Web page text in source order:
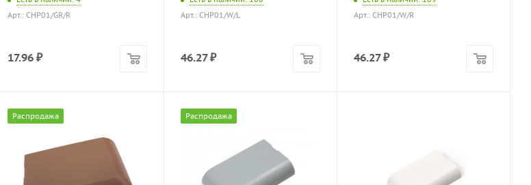
Арт.: CHP01/GR/R
17.96 ₽
Арт.: CHP01/W/L
46.27₽
Арт.: CHP01/W/R
46.27₽
Распродажа Распродажа